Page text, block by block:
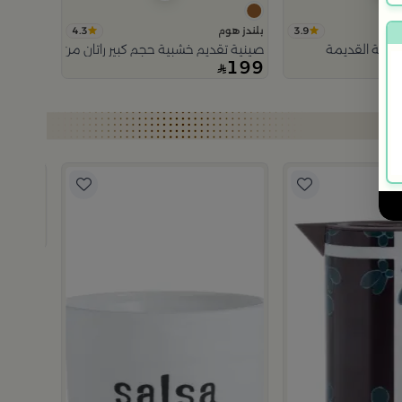
3.9
القديمة
بلندز هوم 4.3
صينية تقديم خشبية حجم كبير راتان من اورورا
199